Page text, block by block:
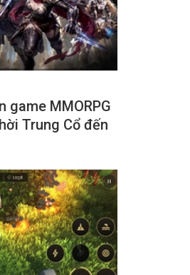
game MMORPG
Trung Cổ đến